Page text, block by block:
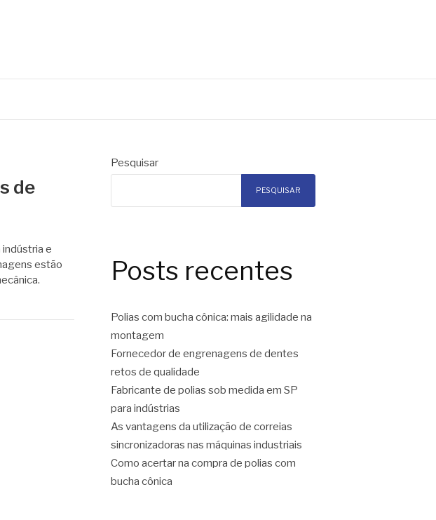
de
e
estão
Pesquisar
PESQUISAR
Posts recentes
Polias com bucha cônica: mais agilidade na
montagem
Fornecedor de engrenagens de dentes
retos de qualidade
Fabricante de polias sob medida em SP
para indústrias
As vantagens da utilização de correias
sincronizadoras nas máquinas industriais
Como acertar na compra de polias com
bucha cônica